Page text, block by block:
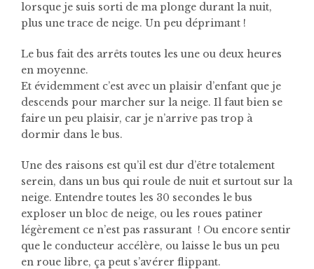
lorsque je suis sorti de ma plonge durant la nuit,
plus une trace de neige. Un peu déprimant !
Le bus fait des arrêts toutes les une ou deux heures
en moyenne.
Et évidemment c’est avec un plaisir d’enfant que je
descends pour marcher sur la neige. Il faut bien se
faire un peu plaisir, car je n’arrive pas trop à
dormir dans le bus.
Une des raisons est qu’il est dur d’être totalement
serein, dans un bus qui roule de nuit et surtout sur la
neige. Entendre toutes les 30 secondes le bus
exploser un bloc de neige, ou les roues patiner
légèrement ce n’est pas rassurant ! Ou encore sentir
que le conducteur accélère, ou laisse le bus un peu
en roue libre, ça peut s’avérer flippant.